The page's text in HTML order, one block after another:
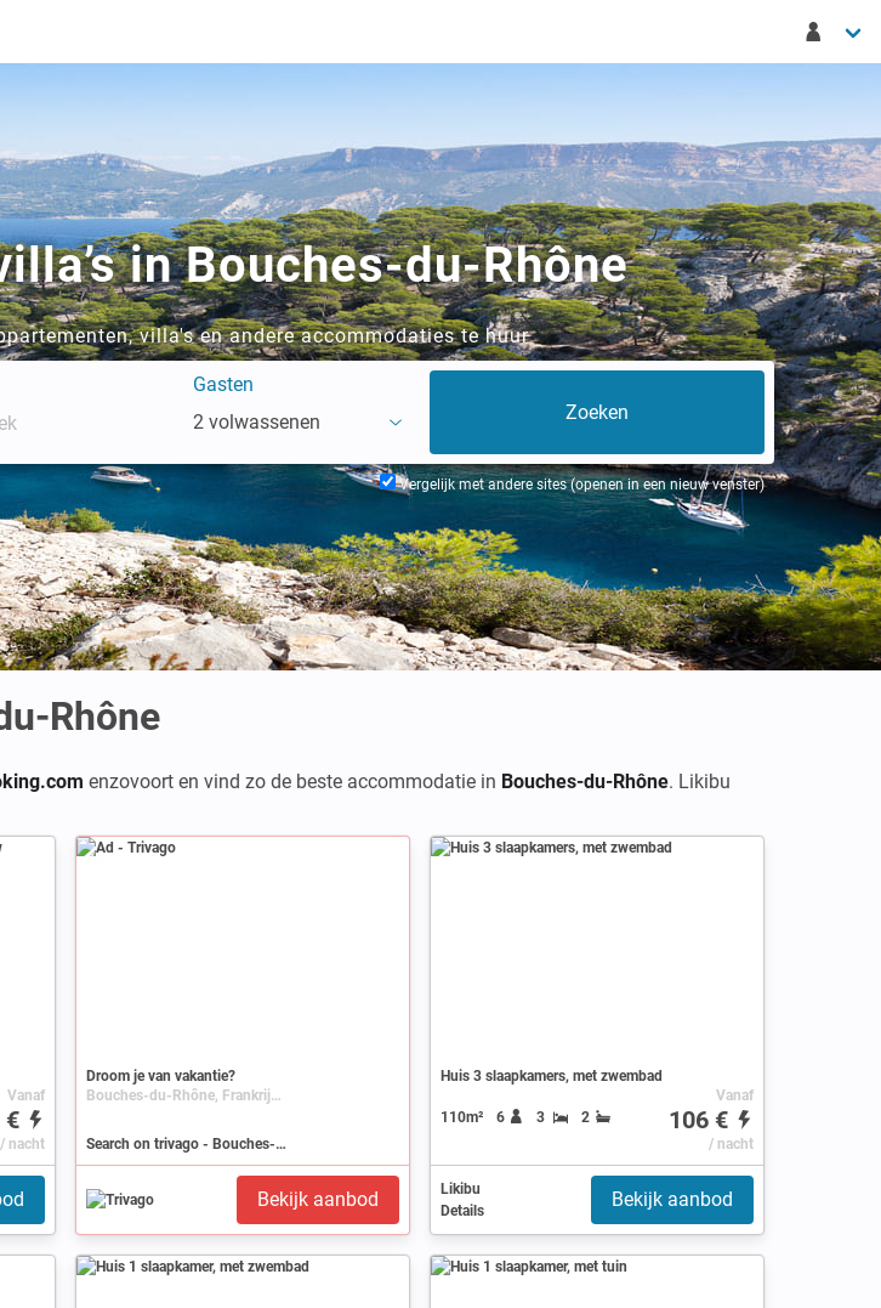
in Bouches-du-Rhône
villa's en andere accommodaties te huur
Gasten
2 volwassenen
Vergelijk met andere sites (openen in een nieuw venster)
Rhône
enzovoort en vind zo de beste accommodatie in Bouches-du-Rhône. Likibu
Vanaf
€
/ nacht
Ad
Droom je van vakantie?
Bouches-du-Rhône, Frankrijk, Provence-Alpes-Côte d'Azur
Search on trivago - Bouches-du-Rhône
Bekijk aanbod
Huis 3 slaapkamers, met zwembad
110m² 6 3 2
Vanaf
106 €
/ nacht
Likibu
Details
Bekijk aanbod